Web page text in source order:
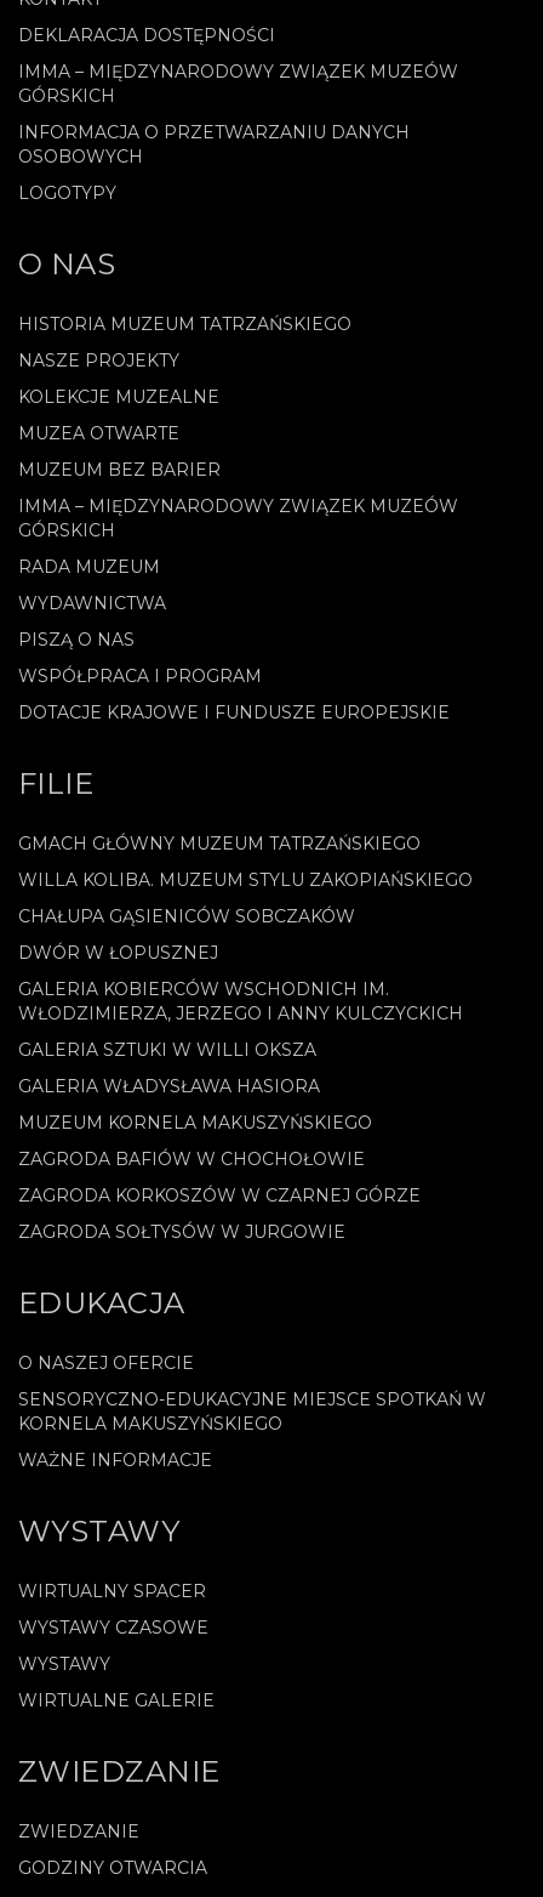
DEKLARACJA DOSTĘPNOŚCI
IMMA – MIĘDZYNARODOWY ZWIĄZEK MUZEÓW
GÓRSKICH
INFORMACJA O PRZETWARZANIU DANYCH
OSOBOWYCH
LOGOTYPY
O NAS
HISTORIA MUZEUM TATRZAŃSKIEGO
NASZE PROJEKTY
KOLEKCJE MUZEALNE
MUZEA OTWARTE
MUZEUM BEZ BARIER
IMMA – MIĘDZYNARODOWY ZWIĄZEK MUZEÓW
GÓRSKICH
RADA MUZEUM
WYDAWNICTWA
PISZĄ O NAS
WSPÓŁPRACA I PROGRAM
DOTACJE KRAJOWE I FUNDUSZE EUROPEJSKIE
FILIE
GMACH GŁÓWNY MUZEUM TATRZAŃSKIEGO
WILLA KOLIBA. MUZEUM STYLU ZAKOPIAŃSKIEGO
CHAŁUPA GĄSIENICÓW SOBCZAKÓW
DWÓR W ŁOPUSZNEJ
GALERIA KOBIERCÓW WSCHODNICH IM.
WŁODZIMIERZA, JERZEGO I ANNY KULCZYCKICH
GALERIA SZTUKI W WILLI OKSZA
GALERIA WŁADYSŁAWA HASIORA
MUZEUM KORNELA MAKUSZYŃSKIEGO
ZAGRODA BAFIÓW W CHOCHOŁOWIE
ZAGRODA KORKOSZÓW W CZARNEJ GÓRZE
ZAGRODA SOŁTYSÓW W JURGOWIE
EDUKACJA
O NASZEJ OFERCIE
SENSORYCZNO-EDUKACYJNE MIEJSCE SPOTKAŃ W
KORNELA MAKUSZYŃSKIEGO
WAŻNE INFORMACJE
WYSTAWY
WIRTUALNY SPACER
WYSTAWY CZASOWE
WYSTAWY
WIRTUALNE GALERIE
ZWIEDZANIE
ZWIEDZANIE
GODZINY OTWARCIA